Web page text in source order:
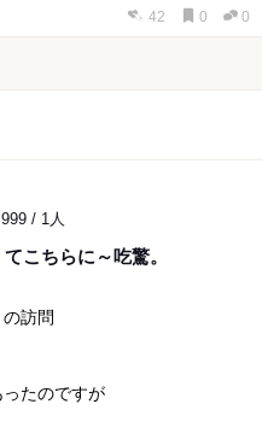
42 0 0
/ 1人
こちらに～吃驚。
訪問
たのですが